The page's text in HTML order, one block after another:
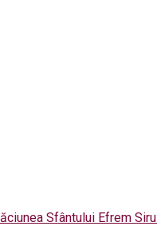
Sfântului Efrem Sirul